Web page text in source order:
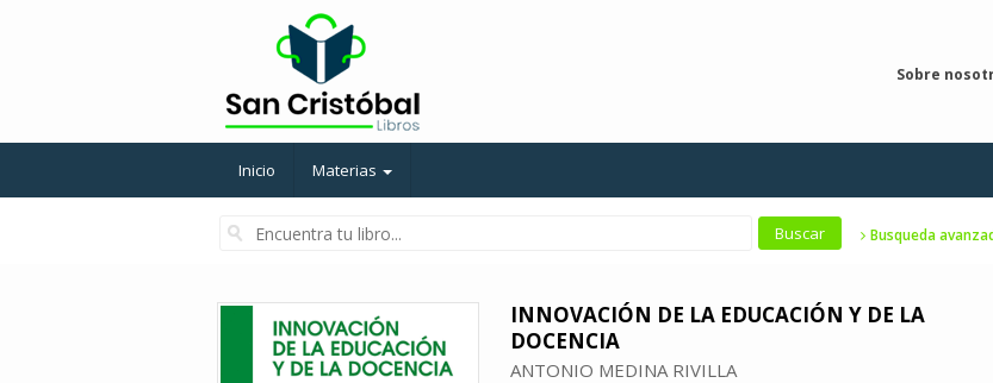
Sobre
Inicio Materias
Busqueda
INNOVACIÓN DE LA EDUCACIÓN Y DE LA
DOCENCIA
ANTONIO MEDINA RIVILLA